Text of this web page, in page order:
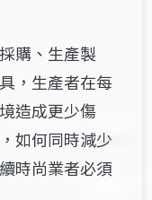
購、生產製
，生產者在每
造成更少傷
如何同時減少
時尚業者必須